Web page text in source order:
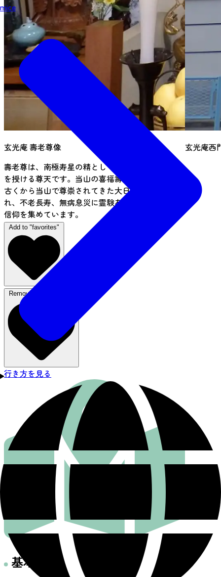
mice
玄光庵 壽老尊像
玄光庵西
壽老尊は、南極寿星の精として永遠の輝きと寿命
を授ける尊天です。当山の喜福壽老尊の体内には
古くから当山で尊崇されてきた大日如来が奉安さ
れ、不老長寿、無病息災に霊験あらたかで多くの
信仰を集めています。
Add to "favorites"
Remove from favorites
行き方を見る
基本情報